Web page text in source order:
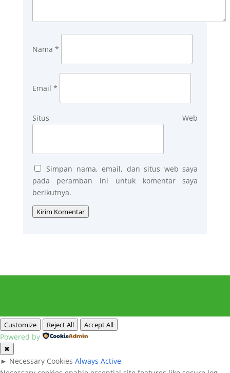
Nama *
Email *
Situs Web
Simpan nama, email, dan situs web saya
pada peramban ini untuk komentar saya
berikutnya.
Kirim Komentar
Customize Reject All Accept All
Powered by
✖
► Necessary Cookies Always Active